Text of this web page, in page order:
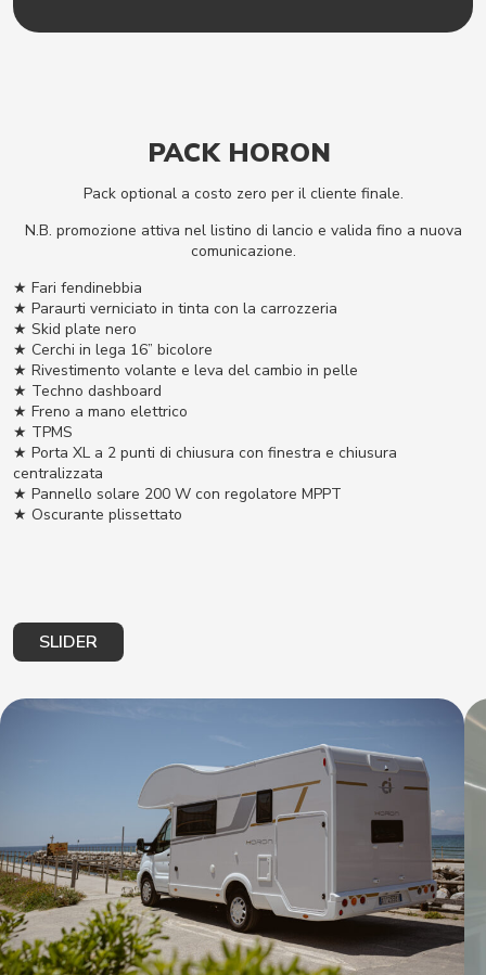
PACK HORON
Pack optional a costo zero per il cliente finale.
N.B. promozione attiva nel listino di lancio e valida fino a nuova
comunicazione.
★ Fari fendinebbia
★ Paraurti verniciato in tinta con la carrozzeria
★ Skid plate nero
★ Cerchi in lega 16” bicolore
★ Rivestimento volante e leva del cambio in pelle
★ Techno dashboard
★ Freno a mano elettrico
★ TPMS
★ Porta XL a 2 punti di chiusura con finestra e chiusura
centralizzata
★ Pannello solare 200 W con regolatore MPPT
★ Oscurante plissettato
SLIDER